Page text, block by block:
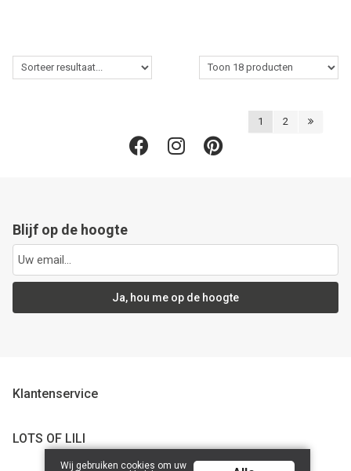
1 2
Blijf op de hoogte
Ja, hou me op de hoogte
Klantenservice
LOTS OF LILI
Wij gebruiken cookies om uw